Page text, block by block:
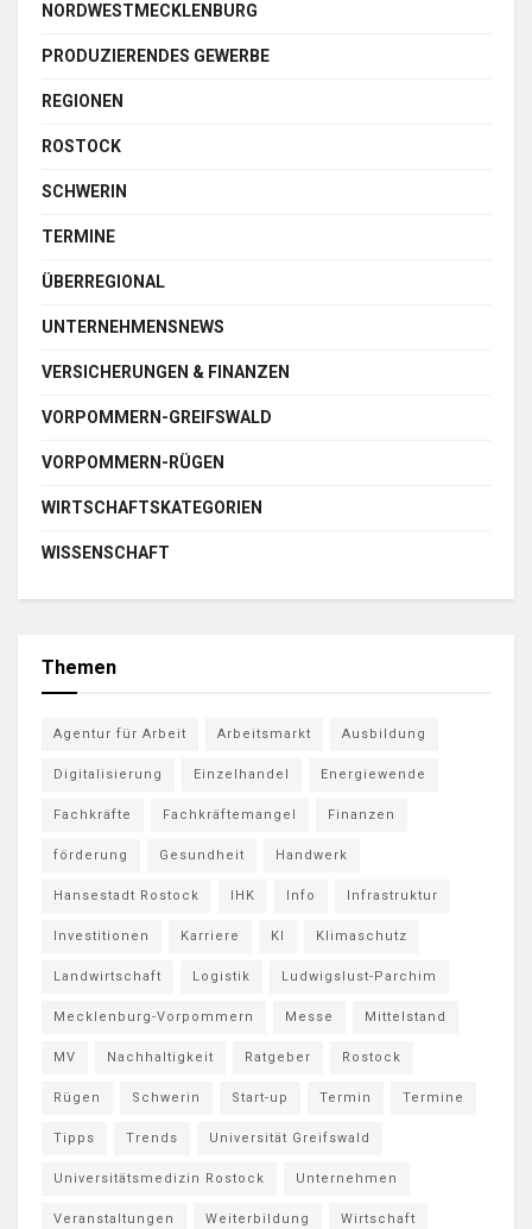
NORDWESTMECKLENBURG
PRODUZIERENDES GEWERBE
REGIONEN
ROSTOCK
SCHWERIN
TERMINE
ÜBERREGIONAL
UNTERNEHMENSNEWS
VERSICHERUNGEN & FINANZEN
VORPOMMERN-GREIFSWALD
VORPOMMERN-RÜGEN
WIRTSCHAFTSKATEGORIEN
WISSENSCHAFT
Themen
Agentur für Arbeit Arbeitsmarkt Ausbildung
Digitalisierung Einzelhandel Energiewende
Fachkräfte Fachkräftemangel Finanzen
förderung Gesundheit Handwerk
Hansestadt Rostock IHK Info Infrastruktur
Investitionen Karriere KI Klimaschutz
Landwirtschaft Logistik Ludwigslust-Parchim
Mecklenburg-Vorpommern Messe Mittelstand
MV Nachhaltigkeit Ratgeber Rostock
Rügen Schwerin Start-up Termin Termine
Tipps Trends Universität Greifswald
Universitätsmedizin Rostock Unternehmen
Veranstaltungen Weiterbildung Wirtschaft